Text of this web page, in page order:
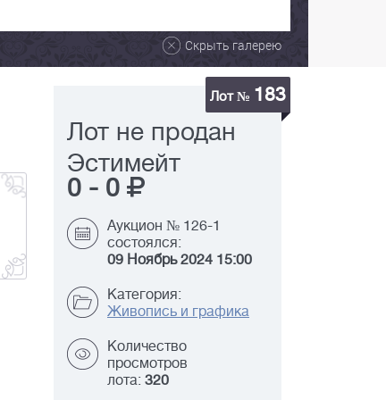
Скрыть галерею
Лот № 183
Лот не продан
Эстимейт
0 - 0
Аукцион № 126-1
состоялся:
09 Ноябрь 2024 15:00
Категория:
Живопись и графика
Количество
просмотров
лота: 320